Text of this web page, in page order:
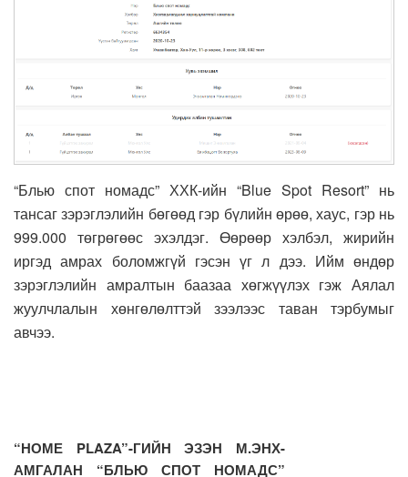
“Блью спот номадс” ХХК-ийн “Blue Spot Resort” нь
тансаг зэрэглэлийн бөгөөд гэр бүлийн өрөө, хаус, гэр нь
999.000 төгрөгөөс эхэлдэг. Өөрөөр хэлбэл, жирийн
иргэд амрах боломжгүй гэсэн үг л дээ. Ийм өндөр
зэрэглэлийн амралтын баазаа хөгжүүлэх гэж Аялал
жуулчлалын хөнгөлөлттэй зээлээс таван тэрбумыг
авчээ.
“НОМЕ PLAZA”-ГИЙН ЭЗЭН М.ЭНХ-
АМГАЛАН “БЛЬЮ СПОТ НОМАДС”